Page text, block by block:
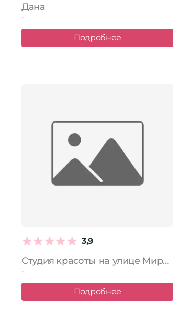
Дана
-
Подробнее
3,9
Студия красоты на улице Мира в Киселёвске
-
Подробнее